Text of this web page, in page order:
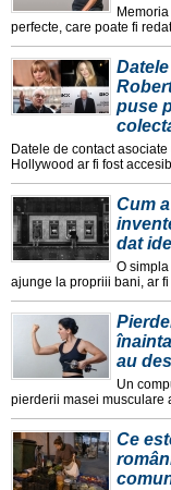
perfecte, care poate fi
puse
Datele de contact
Hollywood ar fi fost
Cum
dat
O
ajunge la propriii bani, ar
au
Un
pierderii masei musculare
Ce